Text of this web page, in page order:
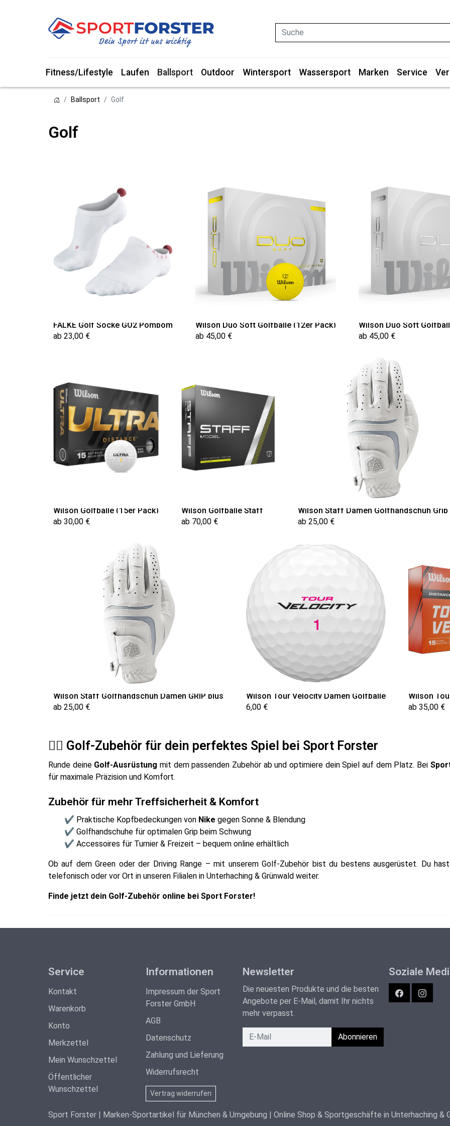
Suche
Fitness/Lifestyle Laufen Ballsport Outdoor Wintersport Wassersport Marken Service
Ballsport Golf
Golf
FALKE Golf Socke GO2 Pompom
ab 23,00 €
Wilson Duo Soft Golfbälle (12er Pack)
ab 45,00 €
Wilson Duo Soft
ab 45,00 €
Wilson Golfbälle (15er Pack)
ab 30,00 €
Wilson Golfbälle Staff
ab 70,00 €
Wilson Staff Damen Golfhandschuh Grip
ab 25,00 €
Wilson Staff Golfhandschuh Damen GRIP plus
ab 25,00 €
Wilson Tour Velocity Damen Golfbälle
6,00 €
Wilson
ab 35,00 €
🏌️‍♂️ Golf-Zubehör für dein perfektes Spiel bei Sport Forster
Runde deine Golf-Ausrüstung mit dem passenden Zubehör ab und optimiere dein Spiel auf dem Platz. Bei
für maximale Präzision und Komfort.
Zubehör für mehr Treffsicherheit & Komfort
✔ Praktische Kopfbedeckungen von Nike gegen Sonne & Blendung
✔ Golfhandschuhe für optimalen Grip beim Schwung
✔ Accessoires für Turnier & Freizeit – bequem online erhältlich
Ob auf dem Green oder der Driving Range – mit unserem Golf-Zubehör bist du bestens ausgerüstet. Du
telefonisch oder vor Ort in unseren Filialen in Unterhaching & Grünwald weiter.
Finde jetzt dein Golf-Zubehör online bei Sport Forster!
Service
Kontakt
Warenkorb
Konto
Merkzettel
Mein Wunschzettel
Öffentlicher
Wunschzettel
Informationen
Impressum der Sport
Forster GmbH
AGB
Datenschutz
Zahlung und Lieferung
Widerrufsrecht
Vertrag widerrufen
Newsletter
Die neuesten Produkte und die besten
Angebote per E-Mail, damit Ihr nichts
mehr verpasst.
Newsletter Abonnieren
Soziale
Facebook
Sport Forster | Marken-Sportartikel für München & Umgebung | Online Shop & Sportgeschäfte in Unterhaching &